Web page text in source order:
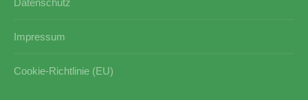
Datenschutz
Impressum
Cookie-Richtlinie (EU)